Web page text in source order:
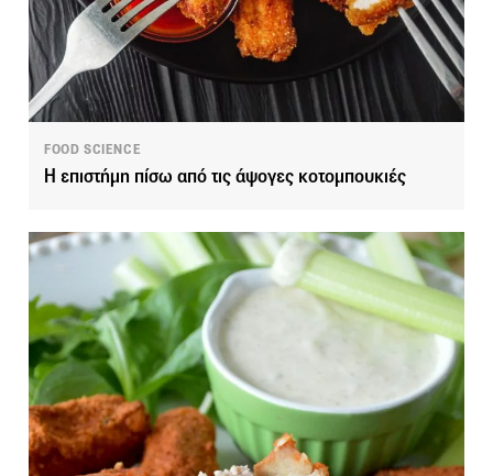
FOOD SCIENCE
Η επιστήμη πίσω από τις άψογες κοτομπουκιές